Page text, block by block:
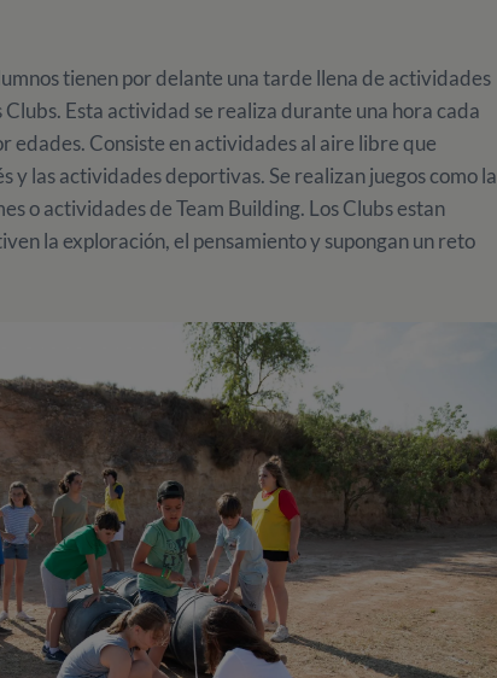
tienen por delante una tarde llena de actividades
Esta actividad se realiza durante una hora cada
edades. Consiste en actividades al aire libre que
y las actividades deportivas. Se realizan juegos como la
o actividades de Team Building. Los Clubs estan
la exploración, el pensamiento y supongan un reto